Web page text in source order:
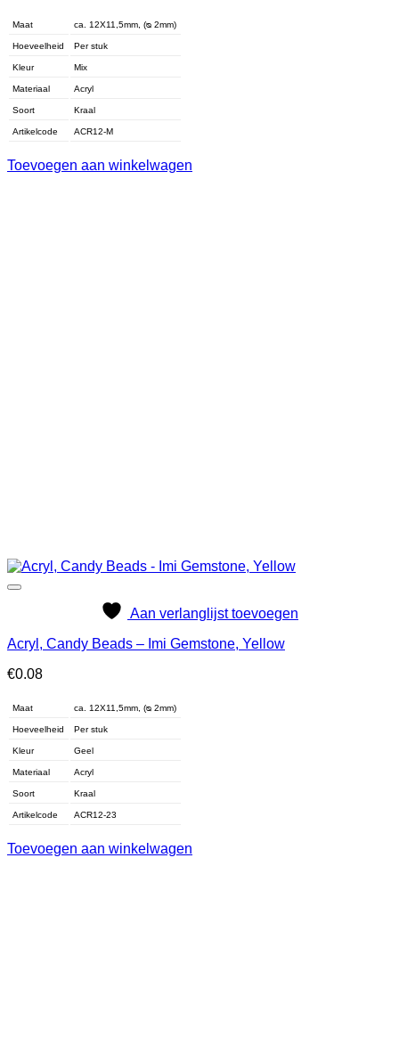
Maat ca. 12X11,5mm, (ᴓ 2mm)
Hoeveelheid Per stuk
Kleur Mix
Materiaal Acryl
Soort Kraal
Artikelcode ACR12-M
Toevoegen aan winkelwagen
Aan verlanglijst toevoegen
Acryl, Candy Beads – Imi Gemstone, Yellow
€0.08
Maat ca. 12X11,5mm, (ᴓ 2mm)
Hoeveelheid Per stuk
Kleur Geel
Materiaal Acryl
Soort Kraal
Artikelcode ACR12-23
Toevoegen aan winkelwagen